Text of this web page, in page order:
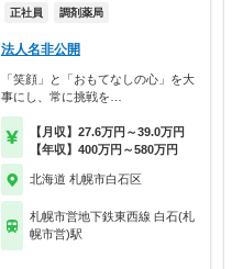
正社員 調剤薬局
法人名非公開
「笑顔」と「おもてなしの心」を大
事にし、常に挑戦を…
【月収】27.6万円～39.0万円
【年収】400万円～580万円
北海道 札幌市白石区
札幌市営地下鉄東西線 白石(札
幌市営)駅